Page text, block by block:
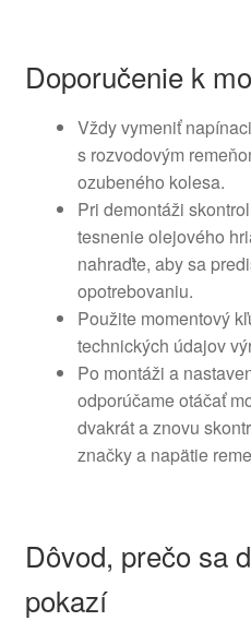
Doporučenie k
Vždy vymeniť
s rozvodovým
ozubeného kolesa.
Pri demontáži
tesnenie olejového
nahraďte, aby sa
opotrebovaniu.
Použite momentový
technických údajov
Po montáži a
odporúčame otáčať
dvakrát a znovu
značky a napätie
Dôvod, prečo sa
pokazí